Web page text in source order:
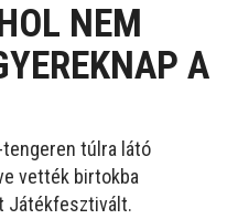
NEM
A
túlra látó
vették birtokba
Játékfesztivált.